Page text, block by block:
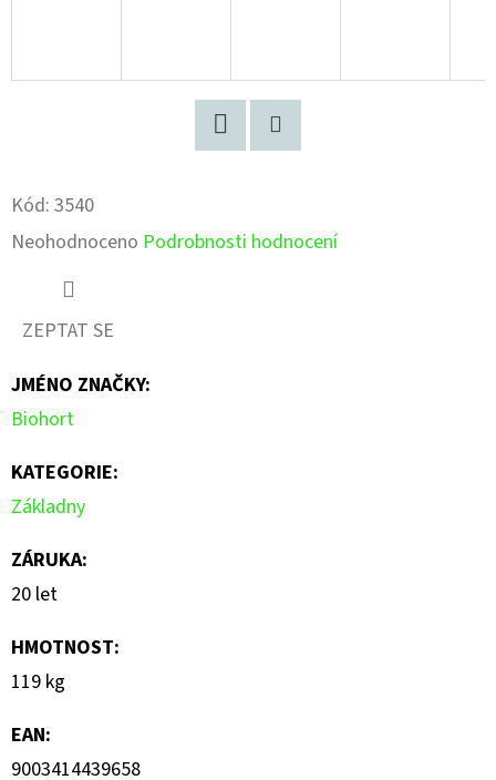
Kód: 3540
Průměrné
hodnocení
0,0
z
5
hvězdiček.
Neohodnoceno Podrobnosti hodnocení
ZEPTAT SE
JMÉNO ZNAČKY:
Biohort
KATEGORIE:
Základny
ZÁRUKA:
20 let
HMOTNOST:
119 kg
EAN:
9003414439658